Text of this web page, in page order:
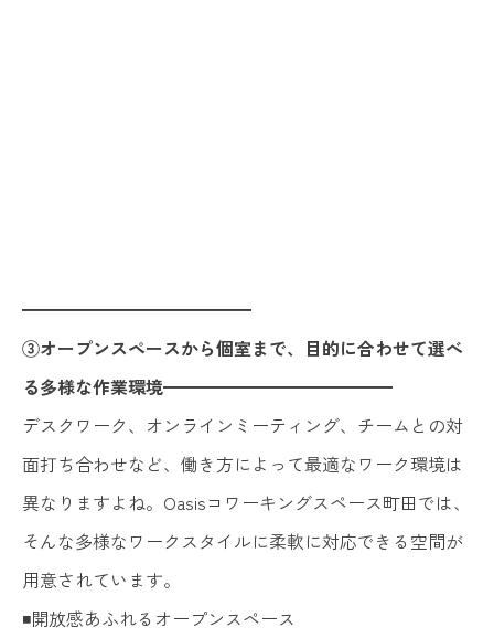
━━━━━━━━━━━━━
③オープンスペースから個室まで、目的に合わせて選べ
る多様な作業環境━━━━━━━━━━━━━
デスクワーク、オンラインミーティング、チームとの対
面打ち合わせなど、働き方によって最適なワーク環境は
異なりますよね。Oasisコワーキングスペース町田では、
そんな多様なワークスタイルに柔軟に対応できる空間が
用意されています。
◾️開放感あふれるオープンスペース